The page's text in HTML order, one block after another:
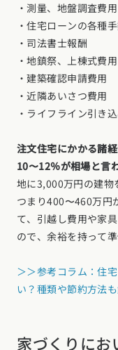
・測量、地盤調査費用
・住宅ローンの各種
・司法書士報酬
・地鎮祭、上棟式費用
・建築確認申請費用
・近隣あいさつ費用
・ライフライン引き
注文住宅にかかる諸
10〜12％が相場と言
地に3,000万円の建物
つまり400〜460万円
て、引越し費用や家
ので、余裕を持って
＞＞参考コラム：住
い？種類や節約方法
家づくりにお
お近
選択中のエリア：全国
現在地から
北海道・東北エリア
北海道 (3) 青森県 (2)
福島県 (4)
東京都 (12)神奈川県 (7)
新潟県 (12) 富山県 (6)